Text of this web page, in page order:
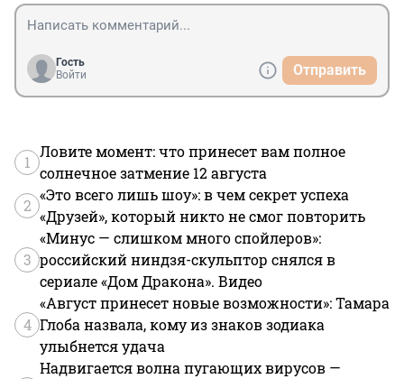
Гость
Войти
Отправить
1
Ловите момент: что принесет вам полное
солнечное затмение 12 августа
2
«Это всего лишь шоу»: в чем секрет успеха
«Друзей», который никто не смог повторить
3
«Минус — слишком много спойлеров»:
российский ниндзя-скульптор снялся в
сериале «Дом Дракона». Видео
4
«Август принесет новые возможности»: Тамара
Глоба назвала, кому из знаков зодиака
улыбнется удача
Надвигается волна пугающих вирусов —